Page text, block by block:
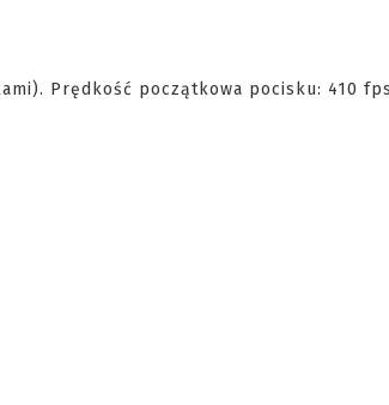
Prędkość początkowa pocisku: 410